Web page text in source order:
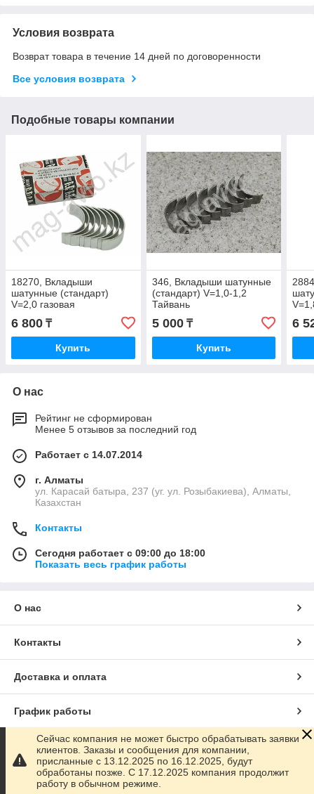
Условия возврата
Возврат товара в течение 14 дней по договоренности
Все условия возврата
Подобные товары компании
18270, Вкладыши
шатунные (стандарт)
V=2,0 газовая
6 800 ₸
Купить
346, Вкладыши шатунные
(стандарт) V=1,0-1,2
Тайвань
5 000₸
Купить
6
О нас
Рейтинг не сформирован
Менее 5 отзывов за последний год
Работает с 14.07.2014
г. Алматы
ул. Карасай батыра, 237 (уг. ул. Розыбакиева), Алматы,
Казахстан
Контакты
Сегодня работает с 09:00 до 18:00
Показать весь график работы
О нас
Контакты
Доставка и оплата
График работы
Полная версия сайта
Сайт создан на маркетплейсе
Сейчас компания не может быстро обрабатывать заявки
клиентов. Заказы и сообщения для компании,
присланные с 13.12.2025 по 16.12.2025, будут
обработаны позже. С 17.12.2025 компания продолжит
работу в обычном режиме.